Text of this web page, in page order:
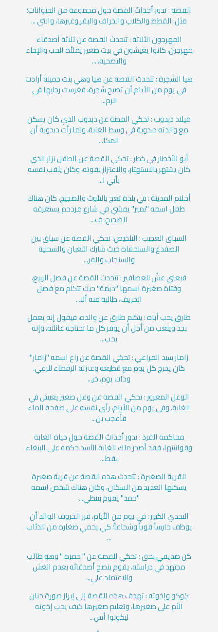
القصة : تدور أحداث القصة حول مجموعة من الحيوانات؛
مثل: القطط والكلاب والخراف والبقر وغيرها، والتي ...
المهرجون الثلاثة : تتحدث القصة عن ثلاثة أصدقاء
مهرجين، كانوا يعيشون في بيت صغير يملأه الحب والإخاء
والتضحية، ...
هيا الشجرة : تتحدث القصة عن هيا وهي بنت جميلة أرادت
في يوم من الأيام أن تصبح شجرة، فغرست رجليها في
الرم...
ميلاد دبدوب : تحكي القصة عن دبدوب الذي كان يسكن
مع والدته دبدوبة في وسط الغابة، ولما رأت دبدوبة أن
المكا...
أبو الأخطار في خطر : تحكي القصة عن الطفل نزار الذي
كان يشتهر بالاستهتار، والاعتزاز بقوته، وكان يلقب نفسه
بأبي ا...
أحلام المدينة : في بلدة تعج بالتلوث والضجيج، كان هناك
طفل اسمه "نمير" يمشي في شارع مزدحم يستغرقه
الضجيج، ف...
السباق العجيب : التلخيص: تحكي القصة عن سباق بين
الضفدع والسلحفاة حيث شارك الثعبان والسحلية
والسنجاب والفر...
قبعتي عشٌ للعصافير : تتحدث القصة عن فصل الربيع،
وفتاة صغيرة اسمها "ديمة" حيث تتكلم مع فصل
الخريف، طالبة منه ألا...
طارق يحب أباه : يتكلم طارق عن والده، فيقول إنه يعمل
بجد ويتعب من أجل أن يوفر كل ما تحتاجه عائلته، وإنه
يحب...
زامار سيد المراعي : تحكي القصة عن راع اسمه "زامار"
كان يخرج كل يوم مع قطيعه وعنزته الرقطاء للرعي.
وذات يوم، خر...
الوعل المغرور : تحكي القصة عن وعل صغير يعيش في
الغابة. وفي يوم من الأيام، رأى نفسه على صفحة الماء
فأعجب بن...
محاكمة القرد : تدور أحداث القصة حول حياة الغابة
وقوانينها، فقد أصدر ملك الغابة الأسد حكمه على الببغاء
بقط...
القرية الصغيرة : تتحدث هذه القصة عن قرية صغيرة
يسكنها العديد من السكان، وكان هناك شخص اسمه
"حمد" يقوم بتنظي...
التحدي الكبير : في يوم من الأيام، قرر الخروف الوالد أن
يوظف حارساً قوياً وشجاعاً؛ كي يحمي صغاره من الذئاب
...
كن صديقي بحق : تحكي القصة عن " حمزة " وهو طالب
مجتهد في دراسته، يقوم بنصح أصدقائه بعدم الغش
والاعتماد على...
كوكو وإخوته : تهدف هذه القصة إلى إبراز صورة حنان
الأم على صغيرها، وتعليم صغيرها كيف يحب إخوته
ليكونوا أس...